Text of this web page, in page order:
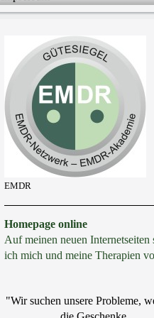
EMDR
Homepage online
Auf meinen neuen Internetseiten
ich mich und meine Therapien
"Wir suchen unsere Probleme,